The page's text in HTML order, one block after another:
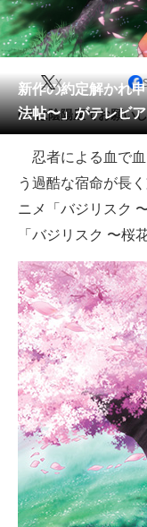
住まい
動物
会員記事
メディア
注目記事を集めた総
ITの今と未来を見通す
スマホと通信の最新
進化するPCとデバ
好きが集まる 比べ
ビジネスと働き方の
AI活用のいまが分か
企業ITのトレンドを
経営リーダーのコミ
マーケ×ITの今がよ
新作の約定解かれ
法帖〜」がテレビ
X
OPは陰陽座でお願い
忍者による血で血
う過酷な宿命が長
ニメ「バジリスク
「バジリスク 〜桜